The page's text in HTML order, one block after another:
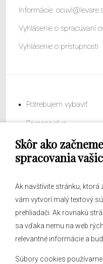
Skôr ako
spracovania
Ak navštívite stránku, ktorá
vám vytvorí malý textový
prehliadači. Ak rovnakú
sa vďaka nemu na web
relevantné informácie a
Súbory cookies
Informácie:
Vyhlásenie o spracúvaní
Vyhlásenie o prístupnosti
Potrebujem vybaviť
Samospráva
Obecný úrad
O obci
Hlásenia obecného